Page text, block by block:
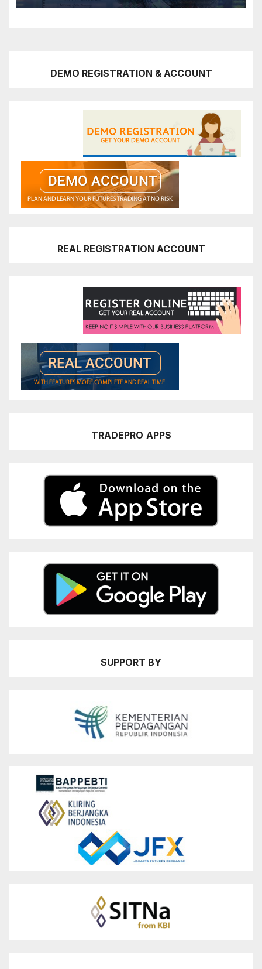
DEMO REGISTRATION & ACCOUNT
REAL REGISTRATION ACCOUNT
TRADEPRO APPS
SUPPORT BY